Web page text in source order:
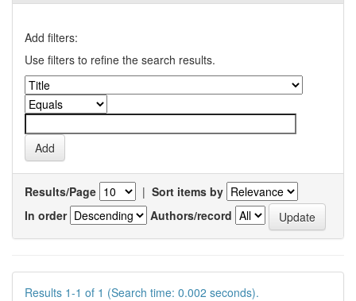
Add filters:
Use filters to refine the search results.
Results/Page | Sort items by
In order
Authors/record
Results 1-1 of 1 (Search time: 0.002 seconds).